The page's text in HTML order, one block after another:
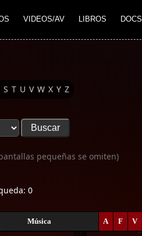
VIDEOS/AV LIBROS DOCS
S T U V W X Y Z
pequeñas se omiten)
0
Música A F V